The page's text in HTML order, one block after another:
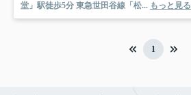
堂」駅徒歩5分 東急世田谷線「松... もっと見る
1